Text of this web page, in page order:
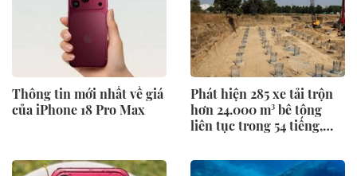
Thông tin mới nhất về giá
của iPhone 18 Pro Max
Phát hiện 285 xe tải trộn
hơn 24.000 m³ bê tông
liên tục trong 54 tiếng,
lộ diện